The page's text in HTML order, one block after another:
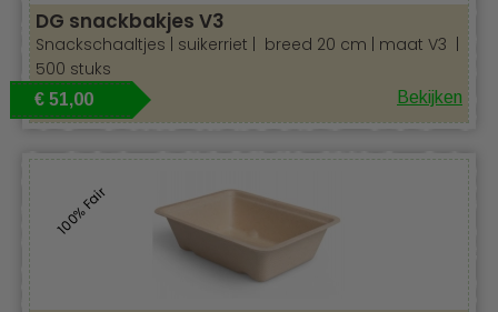
DG snackbakjes V3
Snackschaaltjes | suikerriet | breed 20 cm | maat V3 |
500 stuks
€ 51,00 Bekijken
100% Fair